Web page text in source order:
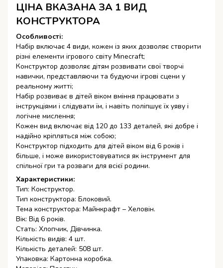
ЦІНА ВКАЗАНА ЗА 1 ВИД
КОНСТРУКТОРА
Особливості:
Набір включає 4 види, кожен із яких дозволяє створити
різні елементи ігрового світу Minecraft;
Конструктор дозволяє дітям розвивати свої творчі
навички, представляючи та будуючи ігрові сцени у
реальному житті;
Набір розвиває в дітей віком вміння працювати з
інструкціями і слідувати їм, і навіть поліпшує їх уяву і
логічне мислення;
Кожен вид включає від 120 до 133 деталей, які добре і
надійно кріпляться між собою;
Конструктор підходить для дітей віком від 6 років і
більше, і може використовуватися як інструмент для
спільної гри та розваги для всієї родини.
Характеристики:
Тип: Конструктор.
Тип конструктора: Блоковий.
Тема конструктора: Майнкрафт – Хеловін.
Вік: Від 6 років.
Стать: Хлопчик, Дівчинка.
Кількість видів: 4 шт.
Кількість деталей: 508 шт.
Упаковка: Картонна коробка.